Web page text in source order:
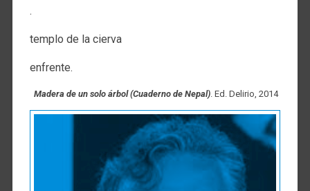
.
templo de la cierva
enfrente.
Madera de un solo árbol (Cuaderno de Nepal). Ed. Delirio, 2014